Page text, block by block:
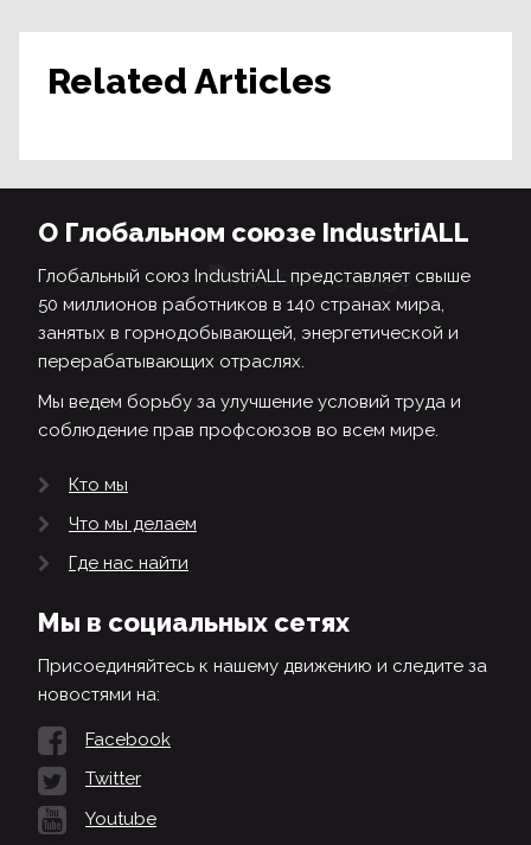
Related Articles
О Глобальном союзе IndustriALL
Глобальный союз IndustriALL представляет свыше
50 миллионов работников в 140 странах мира,
занятых в горнодобывающей, энергетической и
перерабатывающих отраслях.
Мы ведем борьбу за улучшение условий труда и
соблюдение прав профсоюзов во всем мире.
Кто мы
Что мы делаем
Где нас найти
Мы в социальных сетях
Присоединяйтесь к нашему движению и следите за
новостями на:
Facebook
Twitter
Youtube